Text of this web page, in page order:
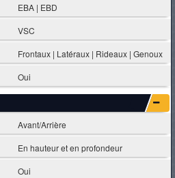
EBA | EBD
VSC
Frontaux | Latéraux | Rideaux | Genoux
Oui
Avant/Arrière
En hauteur et en profondeur
Oui